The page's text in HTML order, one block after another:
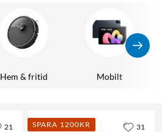
Hem & fritid Mobilt
21 SPARA 1200KR 31